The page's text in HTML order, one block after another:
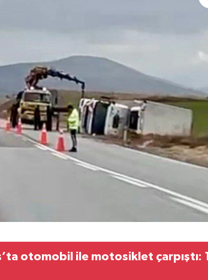
otomobil ile motosiklet çarpıştı: 1